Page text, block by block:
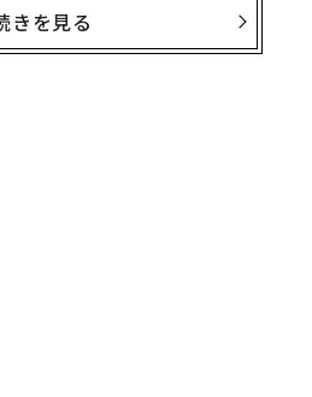
その被り方と合わせ、この就任
を象徴するだけでなく、意図的
きを見る